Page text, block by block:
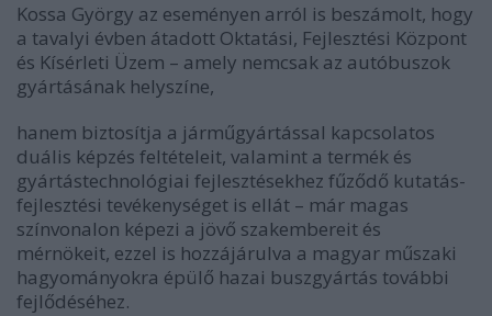
Kossa György az eseményen arról is beszámolt, hogy
a tavalyi évben átadott Oktatási, Fejlesztési Központ
és Kísérleti Üzem – amely nemcsak az autóbuszok
gyártásának helyszíne,
hanem biztosítja a járműgyártással kapcsolatos
duális képzés feltételeit, valamint a termék és
gyártástechnológiai fejlesztésekhez fűződő kutatás-
fejlesztési tevékenységet is ellát – már magas
színvonalon képezi a jövő szakembereit és
mérnökeit, ezzel is hozzájárulva a magyar műszaki
hagyományokra épülő hazai buszgyártás további
fejlődéséhez.